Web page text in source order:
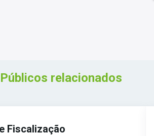
relacionados
Fiscalização